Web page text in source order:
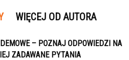
WIĘCEJ OD AUTORA
– POZNAJ ODPOWIEDZI NA
ZADAWANE PYTANIA